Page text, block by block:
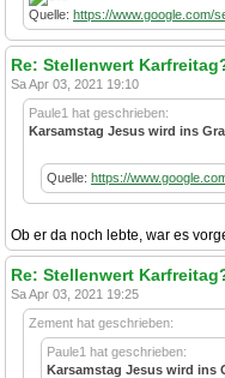
Quelle: https://www.google.com/
Re: Stellenwert
Sa Apr 03, 2021 19:10
Paule1 hat geschrieben:
Karsamstag Jesus wird ins
Quelle: https://
Ob er da noch lebte, war es
Re: Stellenwert
Sa Apr 03, 2021 19:25
Zement hat geschrieben:
Paule1 hat geschrieben:
Karsamstag Jesus wird ins